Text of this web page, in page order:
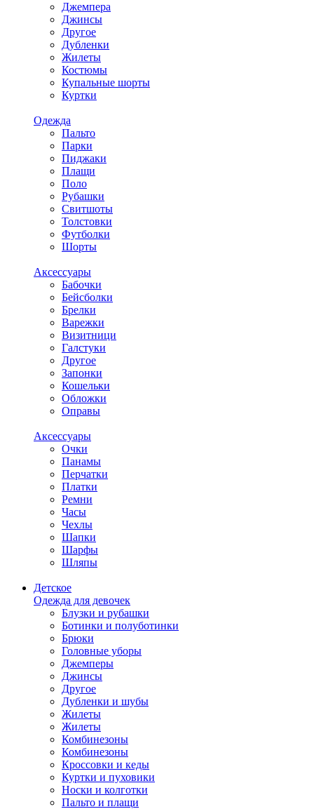
Джемпера
Джинсы
Другое
Дубленки
Жилеты
Костюмы
Купальные шорты
Куртки
Одежда
Пальто
Парки
Пиджаки
Плащи
Поло
Рубашки
Свитшоты
Толстовки
Футболки
Шорты
Аксессуары
Бабочки
Бейсболки
Брелки
Варежки
Визитници
Галстуки
Другое
Запонки
Кошельки
Обложки
Оправы
Аксессуары
Очки
Панамы
Перчатки
Платки
Ремни
Часы
Чехлы
Шапки
Шарфы
Шляпы
Детское
Одежда для девочек
Блузки и рубашки
Ботинки и полуботинки
Брюки
Головные уборы
Джемперы
Джинсы
Другое
Дубленки и шубы
Жилеты
Жилеты
Комбинезоны
Комбинезоны
Кроссовки и кеды
Куртки и пуховики
Носки и колготки
Пальто и плащи